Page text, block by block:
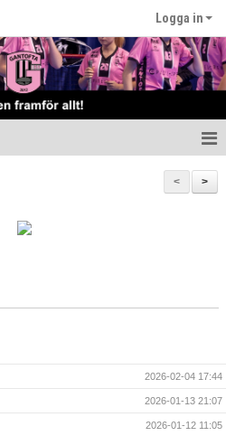
Logga in
>
<
2026-02-04 17:44
2026-01-13 21:07
2026-01-12 11:05